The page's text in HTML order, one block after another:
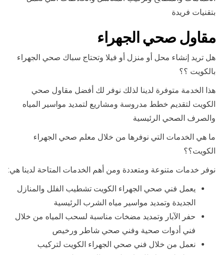
بتقنيات فريدة
مقاول صحي الجهراء
هل تريد إنشاء محل أو منزل أو فيلا وتحتاج سباك صحي الجهراء
بالكويت ؟؟
هذا الخدمة متوفرة لدينا لذلك نوفر لك أفضل مقاول صحي
الكويت لتقديم خطط مدروسة ومشاريع لتمديد مواسير المياه
والصرف الصحي الرئيسية
ما هي الخدمات التي نوفرها من خلال معلم صحي الجهراء
الكويت؟؟
نوفر خدمات متنوعة ومتعددة ومن أهم الخدمات المتاحة لدينا هي:
يعمل فني صحي الجهراء الكويت تشطيب الفلل والمنازل
الجديدة وتمديد مواسير مياه الشرب الرئيسية
حفر الآبار وتمديد مضخات مناسبة لسحب المياه من خلال
فني أدوات صحية وفني صحي شاطر ورخيص
نعمل من خلال فني صحي الجهراء الكويت لتركيب